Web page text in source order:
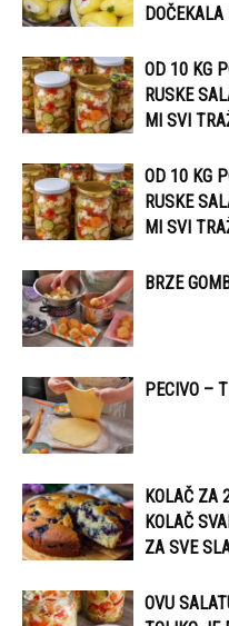
OD 10 KG
RUSKE
MI SVI
OD 10 KG
RUSKE
MI SVI
BRZE
PECIVO –
KOLAČ ZA
KOLAČ
ZA SVE
OVU